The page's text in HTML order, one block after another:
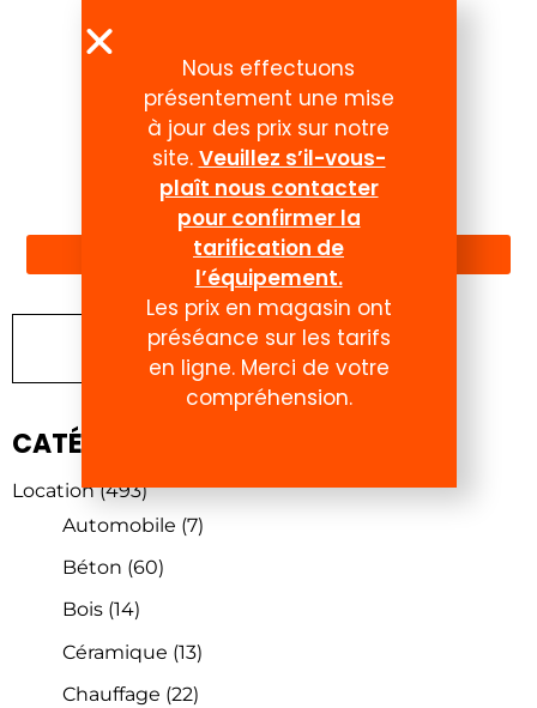
Compte
Chercher un produit
CATÉGORIES DE PRODUITS
Location (493)
Automobile (7)
Béton (60)
Bois (14)
Céramique (13)
Chauffage (22)
Nous effectuons
présentement une mise
à jour des prix sur notre
site. Veuillez s’il-vous-
plaît nous contacter
pour confirmer la
tarification de
l’équipement.
Les prix en magasin ont
préséance sur les tarifs
en ligne. Merci de votre
compréhension.